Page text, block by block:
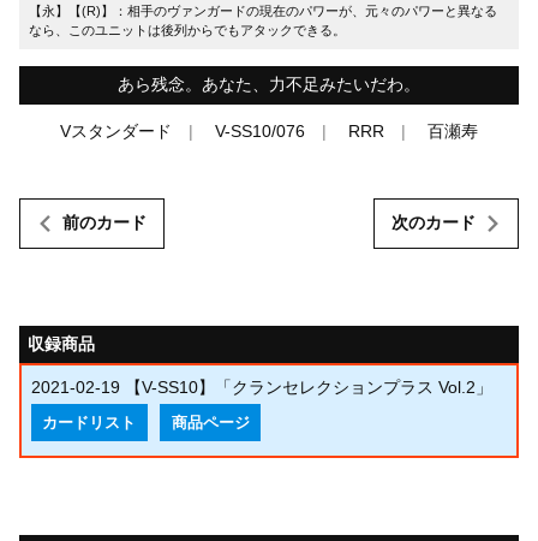
【永】【(R)】：相手のヴァンガードの現在のパワーが、元々のパワーと異なる
なら、このユニットは後列からでもアタックできる。
あら残念。あなた、力不足みたいだわ。
Vスタンダード V-SS10/076 RRR 百瀬寿
前のカード 次のカード
収録商品
2021-02-19 【V-SS10】「クランセレクションプラス Vol.2」
カードリスト 商品ページ